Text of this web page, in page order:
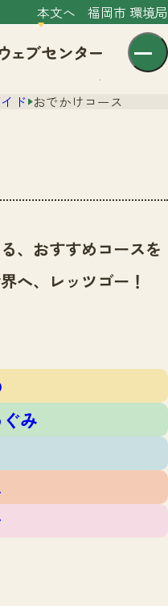
本文へ 福岡市 環境局
プ
ド おでかけコース
、おすすめコースを
へ、レッツゴー！
み